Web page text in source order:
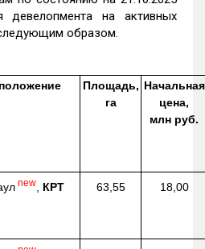
на активных
образом.
Площадь,
га
Начальная
цена,
млн руб.
new КРТ 63,55 18,00